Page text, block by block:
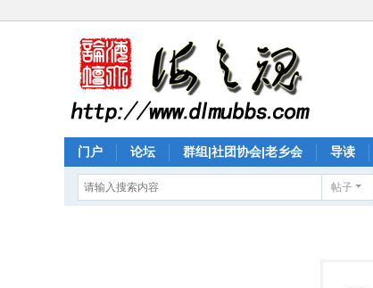
门户 论坛 群组|社团协会|老乡会 导读
帖子